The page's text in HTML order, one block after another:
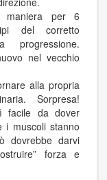
maniera per 6
del corretto
nel vecchio
alla propria
Sorpresa!
facile da dover
i muscoli stanno
dovrebbe darvi
forza e